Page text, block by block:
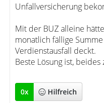
Unfallversicherung
Mit der BUZ alleine
monatlich fällige
Verdienstausfall deckt.
Beste Lösung ist, beides
0x Hilfreich